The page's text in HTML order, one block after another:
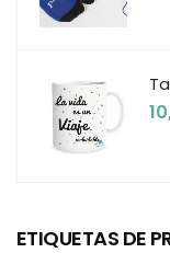
ETIQUETAS DE